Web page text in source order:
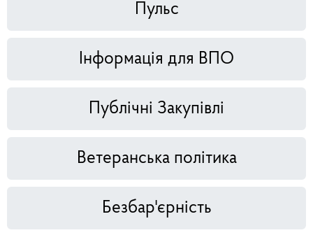
Пульс
Інформація для ВПО
Публічні Закупівлі
Ветеранська політика
Безбар'єрність